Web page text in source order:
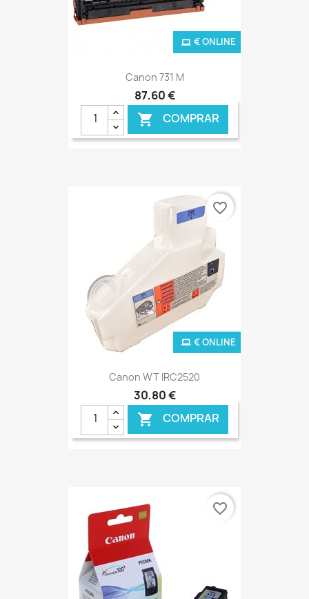
Canon 731 M
87,60 €
 COMPRAR
€ ONLINE
Canon WT IRC2520
30,80 €
 COMPRAR
€ ONLINE
favorite_border
favorite_border